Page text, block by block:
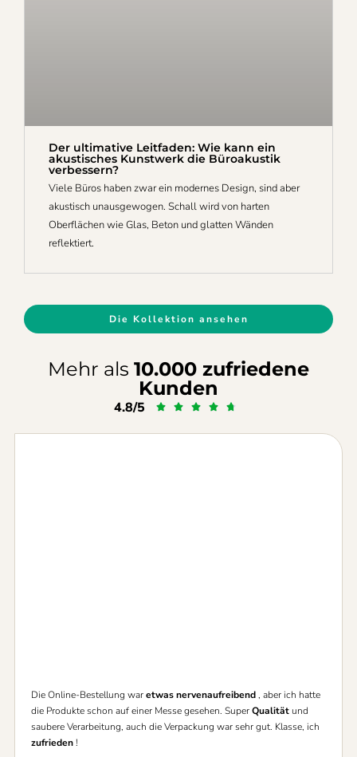
Der ultimative Leitfaden: Wie kann ein
akustisches Kunstwerk die Büroakustik
verbessern?
Viele Büros haben zwar ein modernes Design, sind aber
akustisch unausgewogen. Schall wird von harten
Oberflächen wie Glas, Beton und glatten Wänden
reflektiert.
Die Kollektion ansehen
Mehr als 10.000 zufriedene
Kunden
4.8/5     
Die Online-Bestellung waretwas nervenaufreibend, aber ich hatte
die Produkte schon auf einer Messe gesehen. SuperQualität und
saubere Verarbeitung, auch die Verpackung war sehr gut. Klasse, ich
zufrieden!